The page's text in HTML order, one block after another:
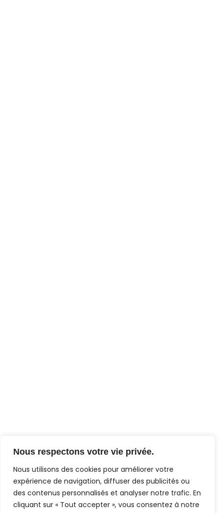
Nous respectons votre vie privée.
Nous utilisons des cookies pour améliorer votre
expérience de navigation, diffuser des publicités ou
des contenus personnalisés et analyser notre trafic. En
cliquant sur « Tout accepter », vous consentez à notre